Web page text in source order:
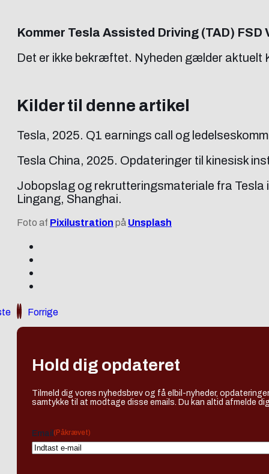
Kommer Tesla Assisted Driving (TAD)
Det er ikke bekræftet. Nyheden gælder aktuelt
Kilder til denne artikel
Tesla, 2025. Q1 earnings call og
Tesla China, 2025. Opdateringer til kinesisk
Jobopslag og rekrutteringsmateriale fra
Lingang, Shanghai.
Foto af Pixilustration på Unsplash
Forrige
Hold dig opdateret
Tilmeld dig vores nyhedsbrev og få elbil-nyheder,
samtykke til at modtage disse emails. Du kan altid afmelde
Email (Påkrævet)